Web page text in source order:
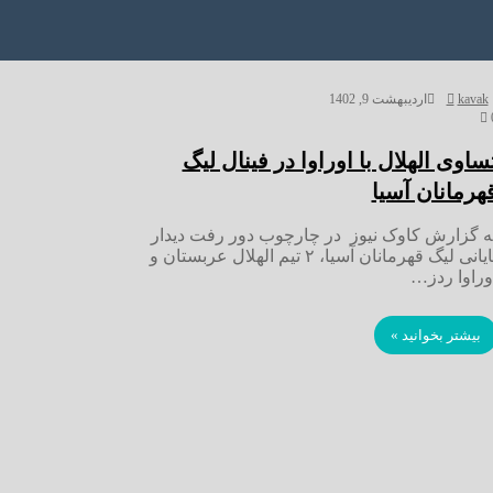
kavak
اردیبهشت 9, 1402
الهلال با اوراوا در فینال لیگ
آسیا
گزارش کاوک نیوز در چارچوب دور رفت دیدار
پایانی لیگ قهرمانان آسیا، ۲ تیم الهلال عربستان و
ردز…
بیشتر بخوانید »